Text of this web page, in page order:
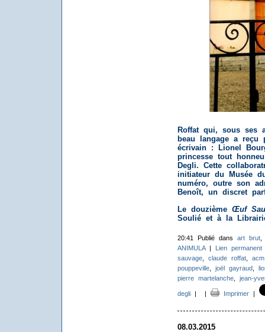
Roffat qui, sous ses
beau langage a reçu
écrivain : Lionel
princesse tout
Degli. Cette
initiateur du Musée
numéro, outre son
Benoît, un discret
Le douzième Œuf
Soulié et à la
20:41 Publié dans art brut
ANIMULA| Lien permanent
sauvage, claude roffat, acm
pouppeville, joël gayraud,
pierre martelanche, jean-
degli| | Imprimer|
08.03.2015